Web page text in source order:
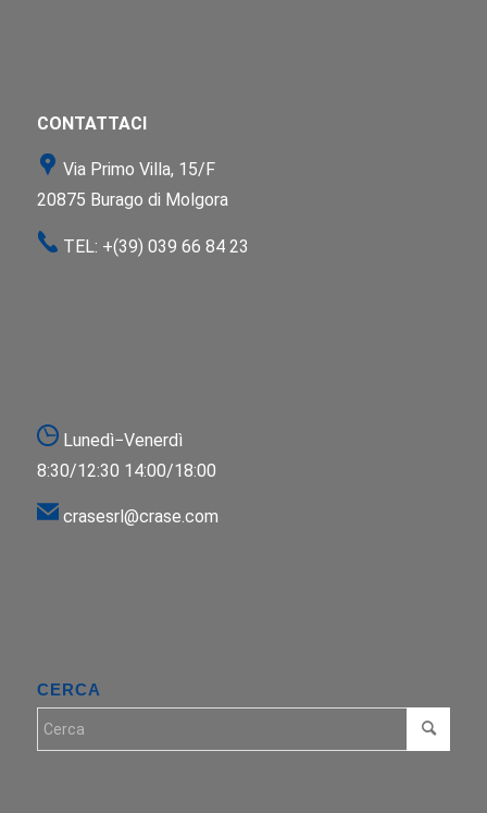
CONTATTACI
Via Primo Villa, 15/F
20875 Burago di Molgora
TEL: +(39) 039 66 84 23
Lunedì−Venerdì
8:30/12:30 14:00/18:00
crasesrl@crase.com
CERCA